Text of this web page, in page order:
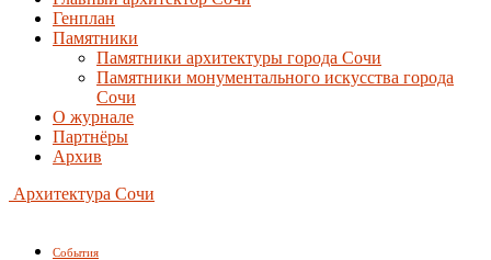
Генплан
Памятники
Памятники архитектуры города Сочи
Памятники монументального искусства города
Сочи
О журнале
Партнёры
Архив
Архитектура Сочи
События